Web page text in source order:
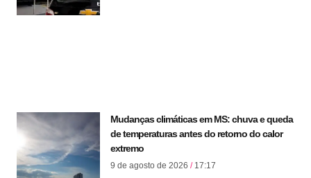
Mudanças climáticas em MS: chuva e queda
de temperaturas antes do retorno do calor
extremo
9 de agosto de 2026 17:17